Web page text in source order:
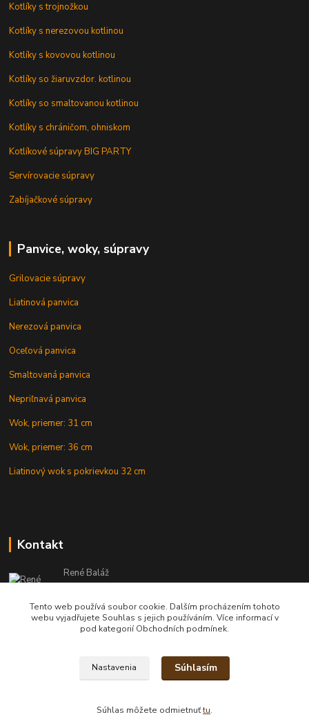
Kotlíky s trojnožkou
Kotlíky s nerezovou kotlinou
Kotlíky s kovovou kotlinou
Kotlíky so žiaruvzdor. kotlinou
Kotlíky so smaltovanou kotlinou
Kotlíky s chráničom, ohniskom
Kotlíkové súpravy BIG PARTY
Servírovacie súpravy
Zabíjačkové súpravy
Panvice, woky, súpravy
Grilovacie súpravy
Liatinová panvica
Nerezová panvica
Oceľová panvica
Smaltovaná panvica
Nepriľnavá panvica
Wok, priemer: 31 cm
Wok, priemer: 36 cm
Liatinový wok s pokrievkou 32 cm
Kontakt
René Baláž
Eshop: +421 902 212 007
od 8:00 - do 16:00 hod
info@kotlikyshop.sk
Copyright © 2014-2030 KOTLIKYSHOP.sk, všetky práva vyhradené
Tento web používá soubor cookie. Dalším procházením tohoto
webu vyjadřujete Souhlas s jejich používáním. Více informací v
pod kategorií Obchodních podmínek.
Nastavenia Súhlasím
Súhlas môžete odmietnuťtu.